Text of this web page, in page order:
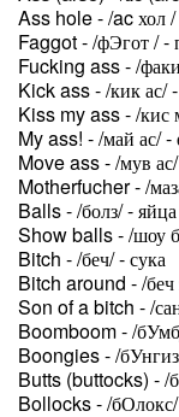
Ass hole - /ac хол
Faggot - /фЭгот / -
Fucking ass - /
Kick ass - /кик ас/
Kiss my ass - /кис
My ass! - /май ас/ -
Move ass - /мув
Motherfucher - /
Balls - /болз/ - яйца
Show balls - /шоу
Bitch - /беч/ - сука
Bitch around - /беч
Son of a bitch - /
Boomboom - /
Boongies - /
Butts (buttocks) - /
Bollocks - /